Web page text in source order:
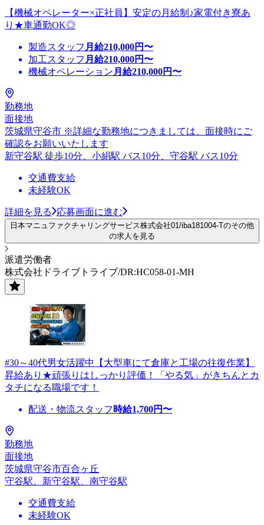
【機械オペレーター×正社員】安定の月給制♪家電付き寮あ
り★車通勤OK◎
製造スタッフ 月給210,000円〜
加工スタッフ 月給210,000円〜
機械オペレーション 月給210,000円〜
勤務地
面接地
茨城県守谷市 ※詳細な勤務地につきましては、面接時にご
確認をお願いいたします
新守谷駅 徒歩10分、小絹駅 バス10分、守谷駅 バス10分
交通費支給
未経験OK
詳細を見る 応募画面に進む
日本マニュファクチャリングサービス株式会社01/iba181004-Tのその他
の求人を見る
派遣労働者
株式会社ドライブトライブ/DR:HC058-01-MH
#30～40代男女活躍中【大型車にて倉庫と工場の往復作業】
昇給あり★頑張りはしっかり評価！「やる気」がきちんとカ
タチになる職場です！
配送・物流スタッフ 時給1,700円〜
勤務地
面接地
茨城県守谷市百合ヶ丘
守谷駅、新守谷駅、南守谷駅
交通費支給
未経験OK